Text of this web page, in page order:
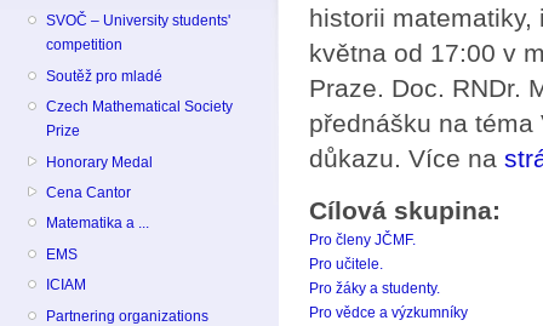
SVOČ – University students'
competition
Soutěž pro mladé
Czech Mathematical Society
Prize
Honorary Medal
Cena Cantor
Matematika a ...
EMS
ICIAM
Partnering organizations
historii
května od 17:00 v
Praze. Doc. RNDr.
přednášku na
důkazu. Více na
Cílová skupina:
Pro členy JČMF.
Pro učitele.
Pro žáky a studenty.
Pro vědce a výzkumníky